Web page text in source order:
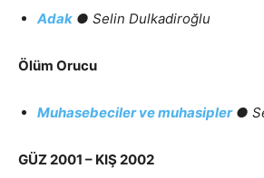
Adak ● Selin Dulkadiroğlu
Ölüm Orucu
Muhasebeciler ve muhasipler●
GÜZ 2001 – KIŞ 2002